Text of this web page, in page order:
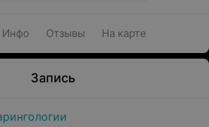
Инфо Отзывы На карте
Запись